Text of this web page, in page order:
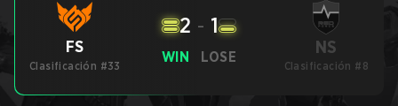
FS
Clasificación #33
WIN
2 - 1
LOSE NS
Clasificación #8